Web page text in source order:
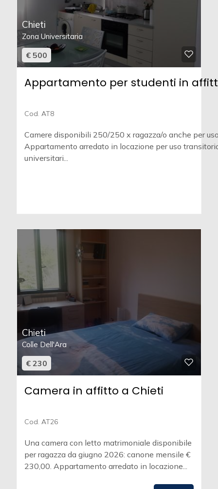
Chieti
Zona Universitaria
€ 500
Appartamento per studenti in
Cod. AT8
Camere disponibili 250/250 x ragazza/o anche per
Appartamento arredato in locazione per uso
universitari...
Chieti
Colle Dell'Ara
€ 230
Camera in affitto a Chieti
Cod. AT26
Una camera con letto matrimoniale disponibile
per ragazza da giugno 2026: canone mensile €
230,00. Appartamento arredato in locazione...